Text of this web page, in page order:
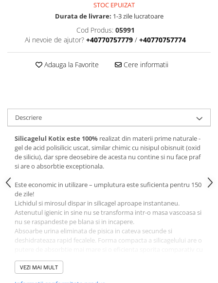
STOC EPUIZAT
Durata de livrare: 1-3 zile lucratoare
Cod Produs: 05991
Ai nevoie de ajutor? +40770757779 / +40770757774
Adauga la Favorite Cere informatii
Descriere
Silicagelul Kotix este 100% realizat din materii prime naturale -
gel de acid polisilicic uscat, similar chimic cu nisipul obisnuit (oxid
de siliciu), dar spre deosebire de acesta nu contine si nu face praf
si are o absorbtie exceptionala.
Este economic in utilizare – umplutura este suficienta pentru 150
de zile!
Lichidul si mirosul dispar in silicagel aproape instantaneu.
Astenutul igienic in sine nu se transforma intr-o masa vascoasa si
nu se raspandeste pe blana si in incapere.
Absoarbe urina eliminata de pisica in cateva secunde si
deshidrateaza rapid fecalele. Forma compacta a silicagelului are o
nisipurile de bentonita traditionale.
Neutralizeaza mirosurile neplacute emanate.
VEZI MAI MULT